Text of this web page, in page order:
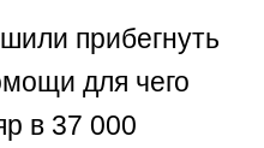
прибегнуть
для чего
в 37 000